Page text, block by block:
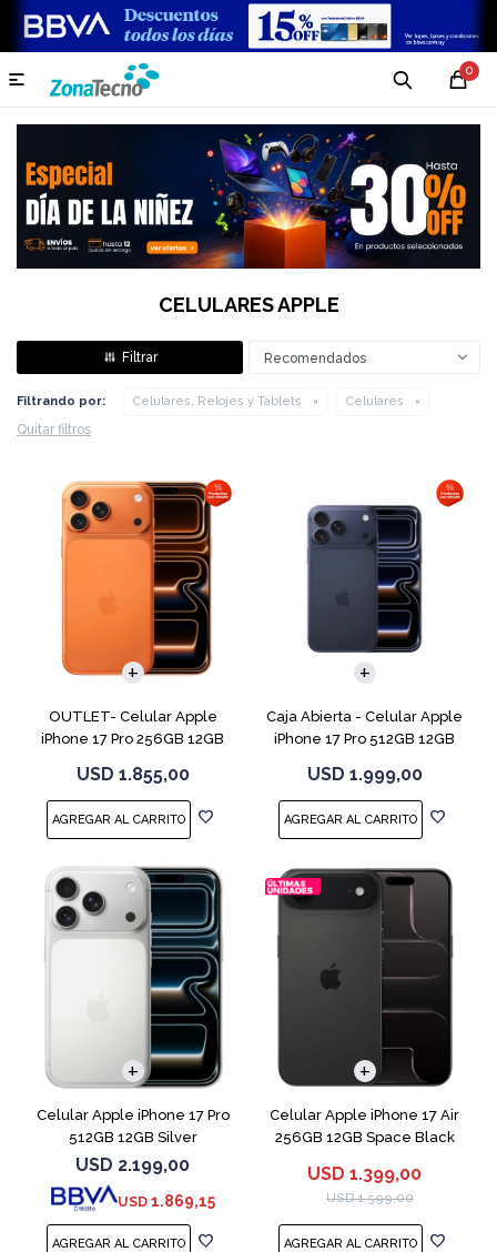
0

CELULARES APPLE
Recomendados
Filtrando por: Celulares, Relojes y Tablets Celulares
Quitar filtros
OUTLET- Celular Apple
iPhone 17 Pro 256GB 12GB
USD 1.855,00
COMPARAR
Caja Abierta - Celular Apple
iPhone 17 Pro 512GB 12GB
USD 1.999,00
COMPARAR
Celular Apple iPhone 17 Pro
512GB 12GB Silver
USD 2.199,00
USD 1.869,15
Celular Apple iPhone 17 Air
256GB 12GB Space Black
USD 1.399,00
USD 1.599,00